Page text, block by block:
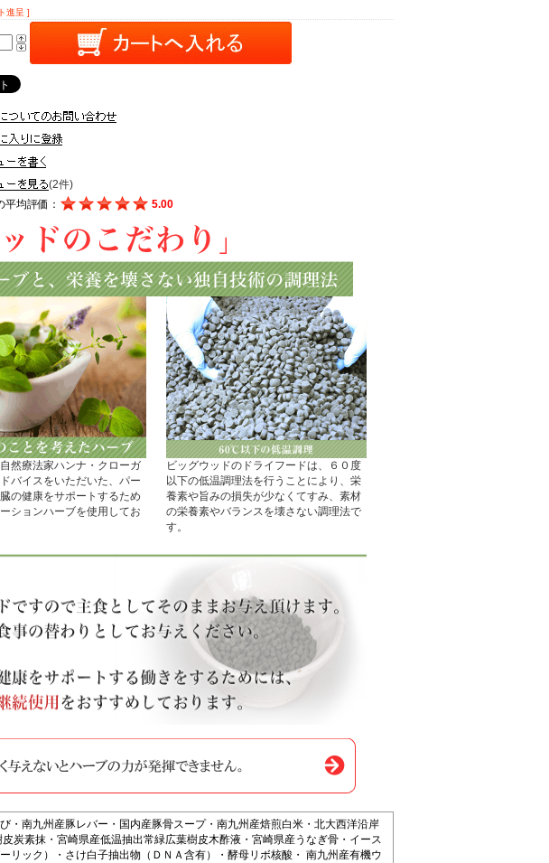
進呈 ]
(2件)
平均評価：
5.00
然療法家ハンナ・クローガ
バイスをいただいた、パー
の健康をサポートするため
ションハーブを使用してお
ビッグウッドのドライフードは、６０度
以下の低温調理法を行うことにより、栄
養素や旨みの損失が少なくてすみ、素材
の栄養素やバランスを壊さない調理法で
す。
・南九州産豚レバー・国内産豚骨スープ・南九州産焙煎白米・北大西洋沿岸
炭素抹・宮崎県産低温抽出常緑広葉樹皮木酢液・宮崎県産うなぎ骨・イース
リック）・さけ白子抽出物（ＤＮＡ含有）・酵母リボ核酸・ 南九州産有機ウ